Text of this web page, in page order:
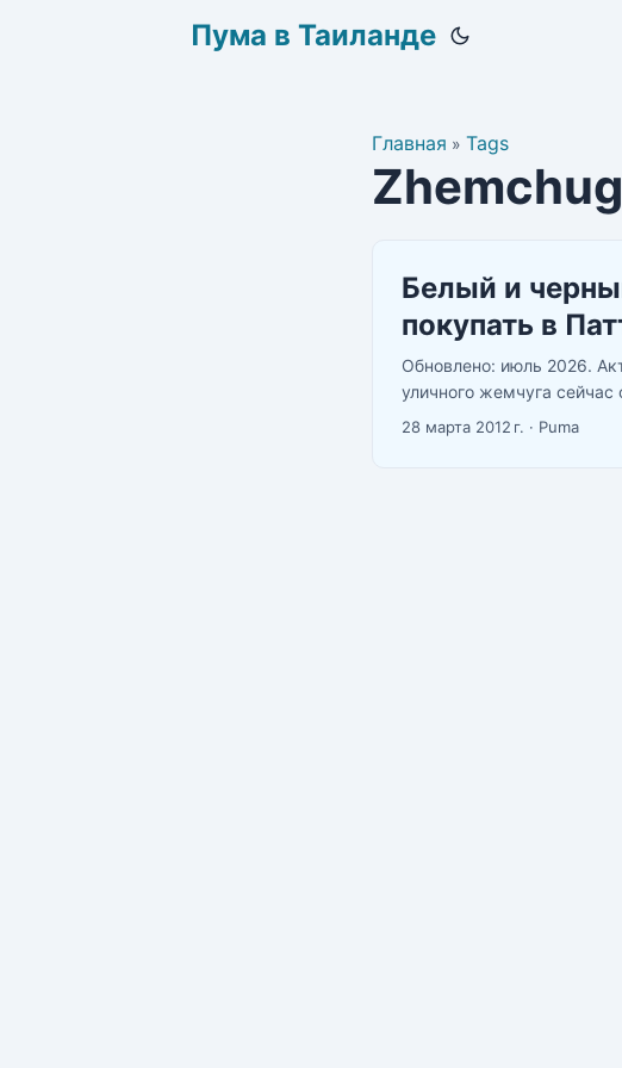
Пума в Таиланде
Главная » Tags
Zhemchug
Белый и
покупать в
Обновлено: июль 2026.
уличного жемчуга
Добавлен раздел с
28 марта 2012 г. · Puma